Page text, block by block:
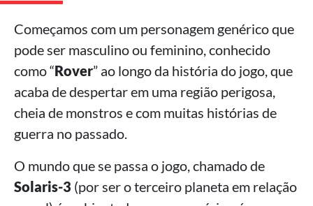
Começamos com um personagem genérico que
pode ser masculino ou feminino, conhecido
como “Rover” ao longo da história do jogo, que
acaba de despertar em uma região perigosa,
cheia de monstros e com muitas histórias de
guerra no passado.
O mundo que se passa o jogo, chamado de
Solaris-3 (por ser o terceiro planeta em relação